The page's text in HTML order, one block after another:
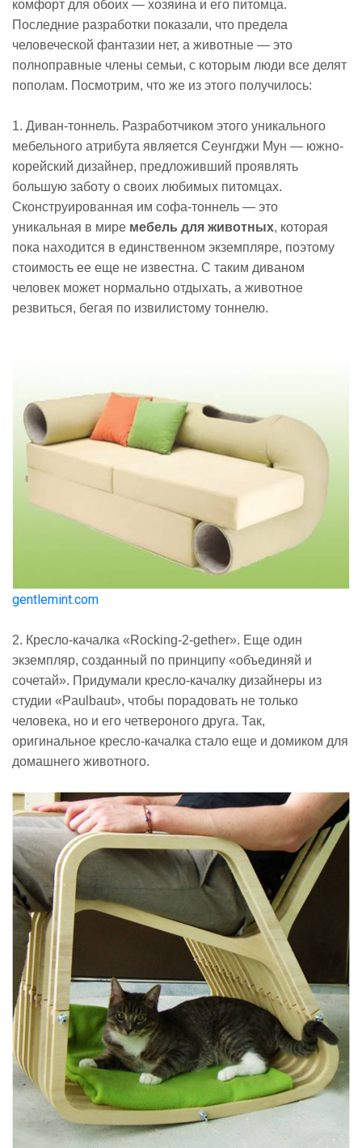
комфорт для обоих — хозяина и его питомца.
Последние разработки показали, что предела
человеческой фантазии нет, а животные — это
полноправные члены семьи, с которым люди все делят
пополам. Посмотрим, что же из этого получилось:
1. Диван-тоннель. Разработчиком этого уникального
мебельного атрибута является Сеунгджи Мун — южно-
корейский дизайнер, предложивший проявлять
большую заботу о своих любимых питомцах.
Сконструированная им софа-тоннель — это
уникальная в мире мебель для животных, которая
пока находится в единственном экземпляре, поэтому
стоимость ее еще не известна. С таким диваном
человек может нормально отдыхать, а животное
резвиться, бегая по извилистому тоннелю.
gentlemint.com
2. Кресло-качалка «Rocking-2-gether». Еще один
экземпляр, созданный по принципу «объединяй и
сочетай». Придумали кресло-качалку дизайнеры из
студии «Paulbaut», чтобы порадовать не только
человека, но и его четвероного друга. Так,
оригинальное кресло-качалка стало еще и домиком для
домашнего животного.